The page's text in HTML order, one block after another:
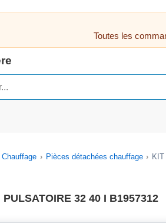
Toutes les
Chauffage Pièces détachées chauffage
PULSATOIRE 32 40 I B1957312